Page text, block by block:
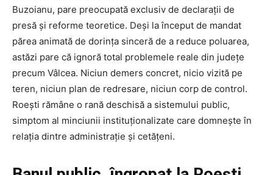
Buzoianu, pare preocupată exclusiv de declarații de
presă și reforme teoretice. Deși la început de mandat
părea animată de dorința sinceră de a reduce poluarea,
astăzi pare că ignoră total problemele reale din județe
precum Vâlcea. Niciun demers concret, nicio vizită pe
teren, niciun plan de redresare, niciun corp de control.
Roești rămâne o rană deschisă a sistemului public,
simptom al minciunii instituționalizate care domnește în
relația dintre administrație și cetățeni.